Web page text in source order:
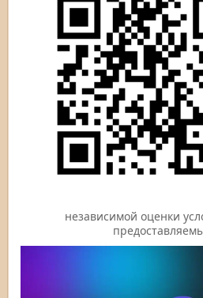
независимой оценки